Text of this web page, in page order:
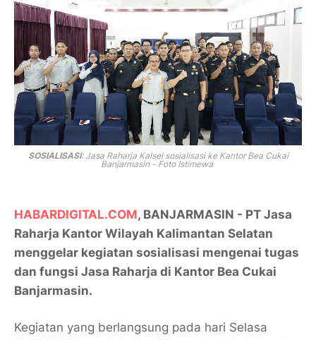
SOSIALISASI: Jasa Raharja Kalsel sosialisasi ke Kantor Bea Cukai
Banjarmasin - Foto Istimewa
HABARDIGITAL.COM, BANJARMASIN - PT Jasa
Raharja Kantor Wilayah Kalimantan Selatan
menggelar kegiatan sosialisasi mengenai tugas
dan fungsi Jasa Raharja di Kantor Bea Cukai
Banjarmasin.
Kegiatan yang berlangsung pada hari Selasa